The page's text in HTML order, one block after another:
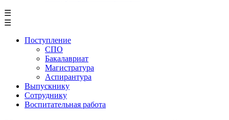
☰
☰
Поступление
СПО
Бакалавриат
Магистратура
Аспирантура
Выпускнику
Сотруднику
Воспитательная работа